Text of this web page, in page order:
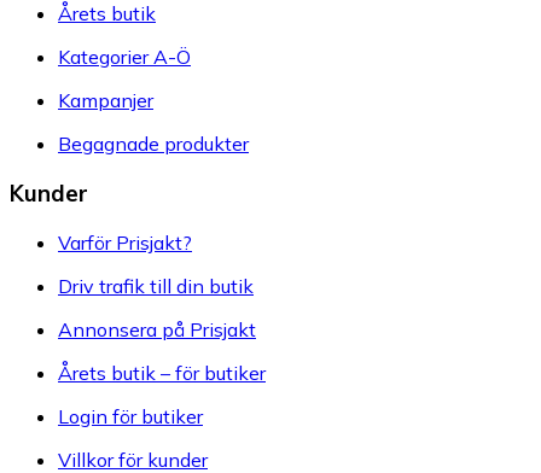
Årets butik
Kategorier A-Ö
Kampanjer
Begagnade produkter
Kunder
Varför Prisjakt?
Driv trafik till din butik
Annonsera på Prisjakt
Årets butik – för butiker
Login för butiker
Villkor för kunder